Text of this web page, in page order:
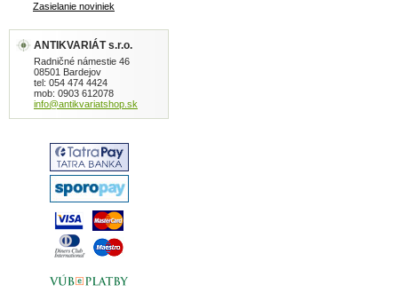
Zasielanie noviniek
ANTIKVARIÁT s.r.o.
Radničné námestie 46
08501 Bardejov
tel: 054 474 4424
mob: 0903 612078
info@antikvariatshop.sk